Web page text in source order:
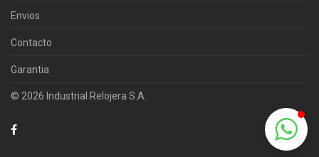
Envios
Contacto
Garantia
© 2026 Industrial Relojera S.A.